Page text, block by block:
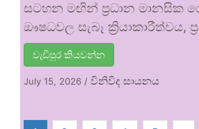
සටහන මඟින් ප්‍රධාන මානසික
ඖෂධවල සැබෑ ක්‍රියාකාරීත්වය,
වැඩිපුර කියවන්න
July 15, 2026 /විනිවිද සායනය